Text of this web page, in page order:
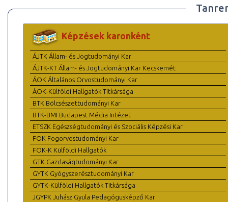
Képzések karonként
ÁJTK Állam- és Jogtudományi Kar
ÁJTK-KT Állam- és Jogtudományi Kar Kecskemét
ÁOK Általános Orvostudományi Kar
ÁOK-Külföldi Hallgatók Titkársága
BTK Bölcsészettudományi Kar
BTK-BMI Budapest Média Intézet
ETSZK Egészségtudományi és Szociális Képzési Kar
FOK Fogorvostudományi Kar
FOK-K Külföldi Hallgatók
GTK Gazdaságtudományi Kar
GYTK Gyógyszerésztudományi Kar
GYTK-Külföldi Hallgatók Titkársága
JGYPK Juhász Gyula Pedagógusképző Kar